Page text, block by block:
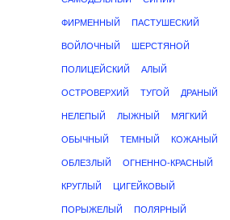
ФИРМЕННЫЙ ПАСТУШЕСКИЙ
ВОЙЛОЧНЫЙ ШЕРСТЯНОЙ
ПОЛИЦЕЙСКИЙ АЛЫЙ
ОСТРОВЕРХИЙ ТУГОЙ ДРАНЫЙ
НЕЛЕПЫЙ ЛЫЖНЫЙ МЯГКИЙ
ОБЫЧНЫЙ ТЕМНЫЙ КОЖАНЫЙ
ОБЛЕЗЛЫЙ ОГНЕННО-КРАСНЫЙ
КРУГЛЫЙ ЦИГЕЙКОВЫЙ
ПОРЫЖЕЛЫЙ ПОЛЯРНЫЙ